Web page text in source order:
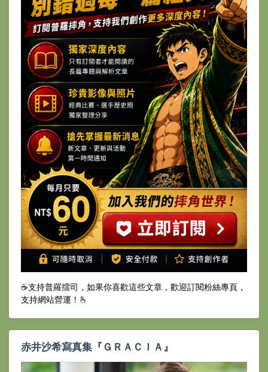
☕️支持普羅擂司，如果你喜歡這些文章，歡迎訂閱粉絲專頁，
支持網站營運！🫰
赤井沙希寫真集『ＧＲＡＣＩＡ』